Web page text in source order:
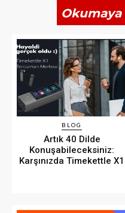
BLOG
Artık 40 Dilde
Konuşabileceksiniz:
Karşınızda Timekettle X1